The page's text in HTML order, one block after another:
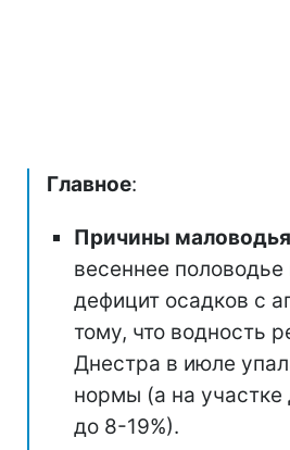
Главное:
Причины маловодья
весеннее половодье
дефицит осадков с
тому, что водность
Днестра в июле
нормы (а на
до 8-19%).